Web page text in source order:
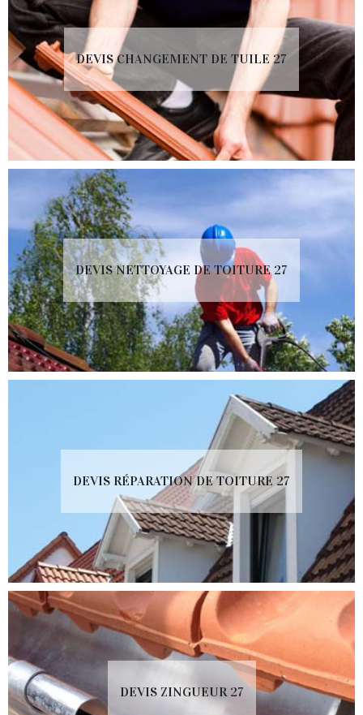
DEVIS CHANGEMENT DE TUILE 27
DEVIS NETTOYAGE DE TOITURE 27
DEVIS RÉPARATION DE TOITURE 27
DEVIS ZINGUEUR 27